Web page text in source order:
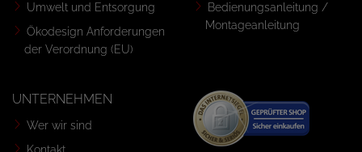
Umwelt und Entsorgung
Ökodesign Anforderungen
der Verordnung (EU)
Bedienungsanleitung /
Montageanleitung
UNTERNEHMEN
Wer wir sind